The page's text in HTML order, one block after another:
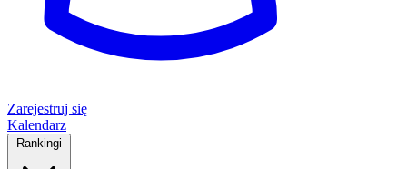
Zarejestruj się
Kalendarz
Rankingi